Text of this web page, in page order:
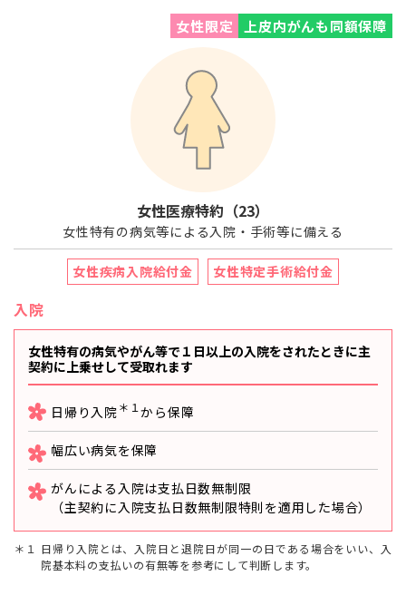
女性限定 上皮内がんも同額保障
女性医療特約（23）
女性特有の病気等による入院・手術等に備える
女性疾病入院給付金 女性特定手術給付金
入院
女性特有の病気やがん等で１日以上の入院をされたときに主
契約に上乗せして受取れます
日帰り入院＊１から保障
幅広い病気を保障
がんによる入院は支払日数無制限
（主契約に入院支払日数無制限特則を適用した場合）
１ 日帰り入院とは、入院日と退院日が同一の日である場合をいい、入
院基本料の支払いの有無等を参考にして判断します。